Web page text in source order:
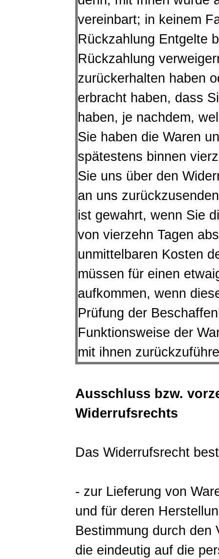
vereinbart; in keinem
Rückzahlung Entgelte
Rückzahlung
zurückerhalten haben
erbracht haben, dass
haben, je nachdem,
Sie haben die Waren
spätestens binnen
Sie uns über den
an uns
ist gewahrt, wenn Sie
von vierzehn Tagen
unmittelbaren Kosten
müssen für einen
aufkommen, wenn
Prüfung der
Funktionsweise der
mit ihnen
Ausschluss bzw.
Widerrufsrechts
Das Widerrufsrecht
- zur Lieferung von
und für deren
Bestimmung durch den
die eindeutig auf die